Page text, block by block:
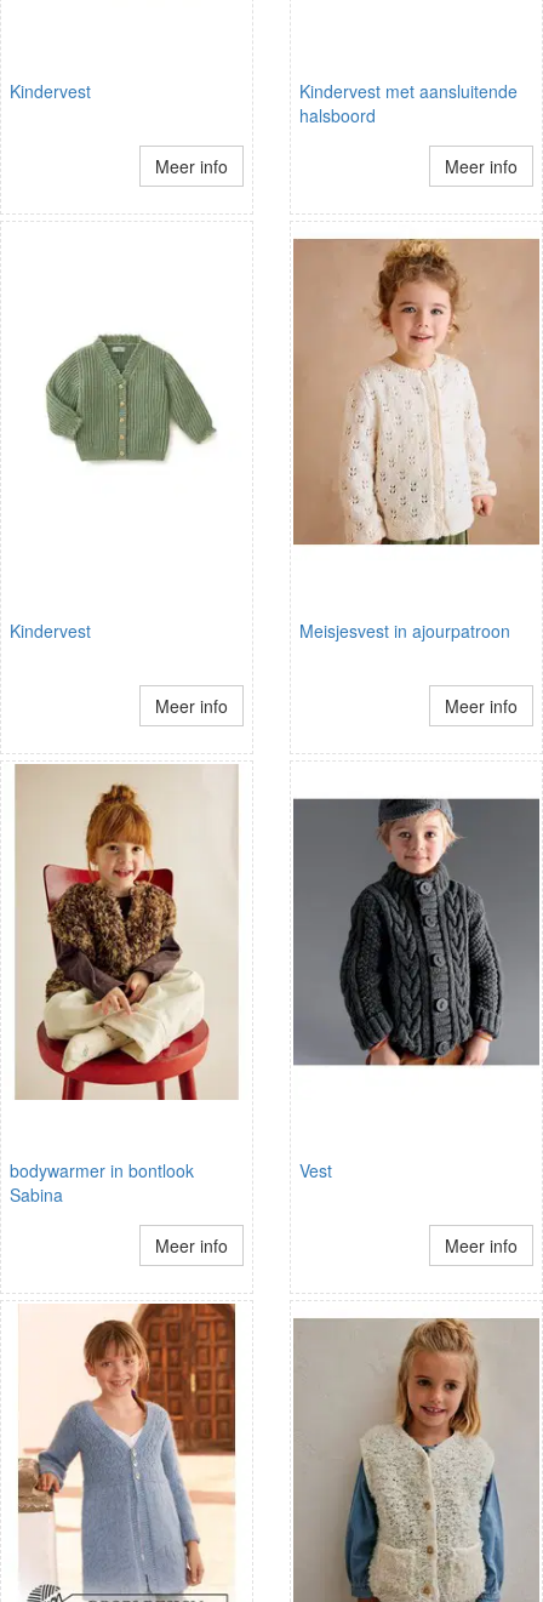
Kindervest
Meer info
Kindervest met aansluitende
halsboord
Meer info
Kindervest
Meer info
Meisjesvest in ajourpatroon
Meer info
bodywarmer in bontlook
Sabina
Meer info
Vest
Meer info